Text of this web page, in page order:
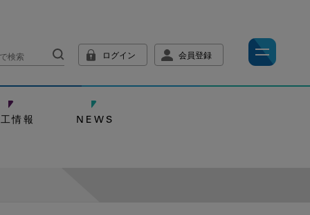
ログイン 会員登録
情報 NEWS